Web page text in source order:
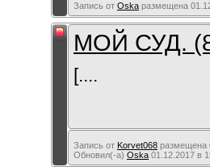
Запись от Oska размещена
МОЙ СУД.
[....
Запись от Korvet068 размещена
Обновил(-а) Oska 01.12.2017 в